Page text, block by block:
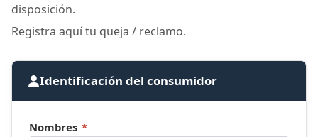
disposición.
Registra aquí tu queja / reclamo.
Identificación del consumidor
Nombres *